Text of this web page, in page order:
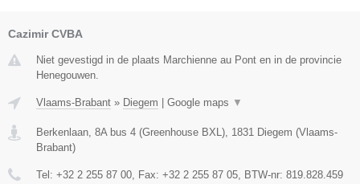
Cazimir CVBA
Niet gevestigd in de plaats Marchienne au Pont en in de provincie
Henegouwen.
Vlaams-Brabant » Diegem | Google maps ▼
Berkenlaan, 8A bus 4 (Greenhouse BXL) 1831 Diegem (Vlaams-
Brabant)
Tel: +32 2 255 87 00 , Fax: +32 2 255 87 05 , BTW-nr: 819.828.459